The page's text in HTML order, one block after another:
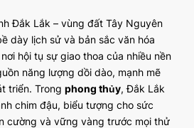
Đắk Lắk – vùng đất Tây Nguyên
dày lịch sử và bản sắc văn hóa
hội tụ sự giao thoa của nhiều nền
năng lượng dồi dào, mạnh mẽ
triển. Trong phong thủy, Đắk Lắk
chim đậu, biểu tượng cho sức
cường và vững vàng trước mọi thử